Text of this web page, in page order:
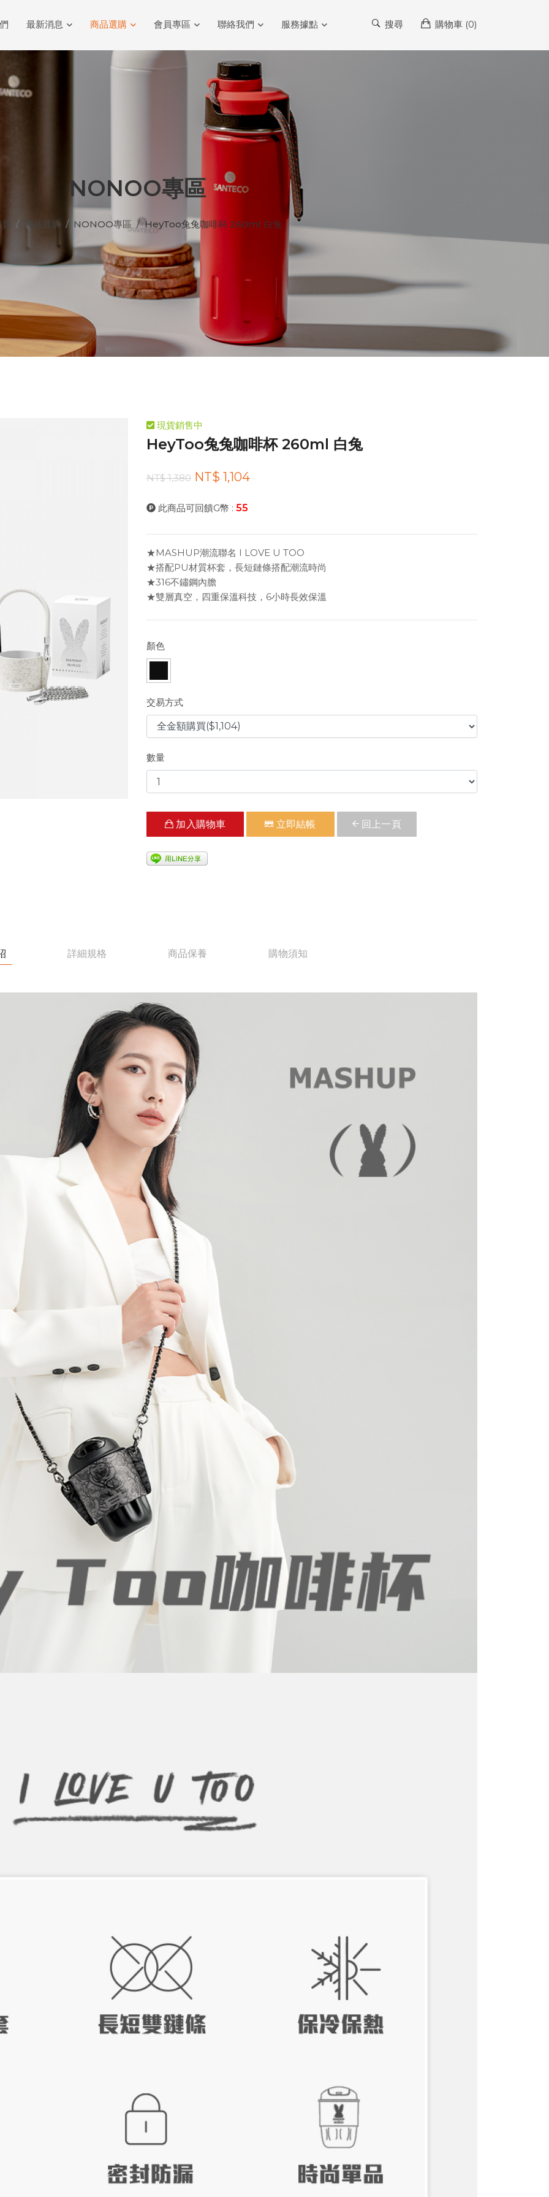
最新消息 商品選購 會員專區 聯絡我們 服務據點 搜尋 購物車 (0)
NONOO專區
商品選購 NONOO專區 HeyToo兔兔咖啡杯 260ml 白兔
現貨銷售中
HeyToo兔兔咖啡杯 260ml 白兔
NT$ 1,380 NT$ 1,104
此商品可回饋G幣 : 55
★MASHUP潮流聯名 I LOVE U TOO
★搭配PU材質杯套，長短鏈條搭配潮流時尚
★316不鏽鋼內膽
★雙層真空，四重保溫科技，6小時長效保溫
顏色
交易方式
數量
加入購物車 立即結帳 回上一頁
詳細規格 商品保養 購物須知